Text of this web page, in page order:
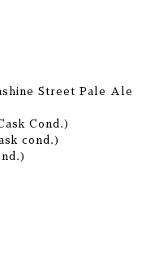
Street Pale Ale
Cond.)
cond.)